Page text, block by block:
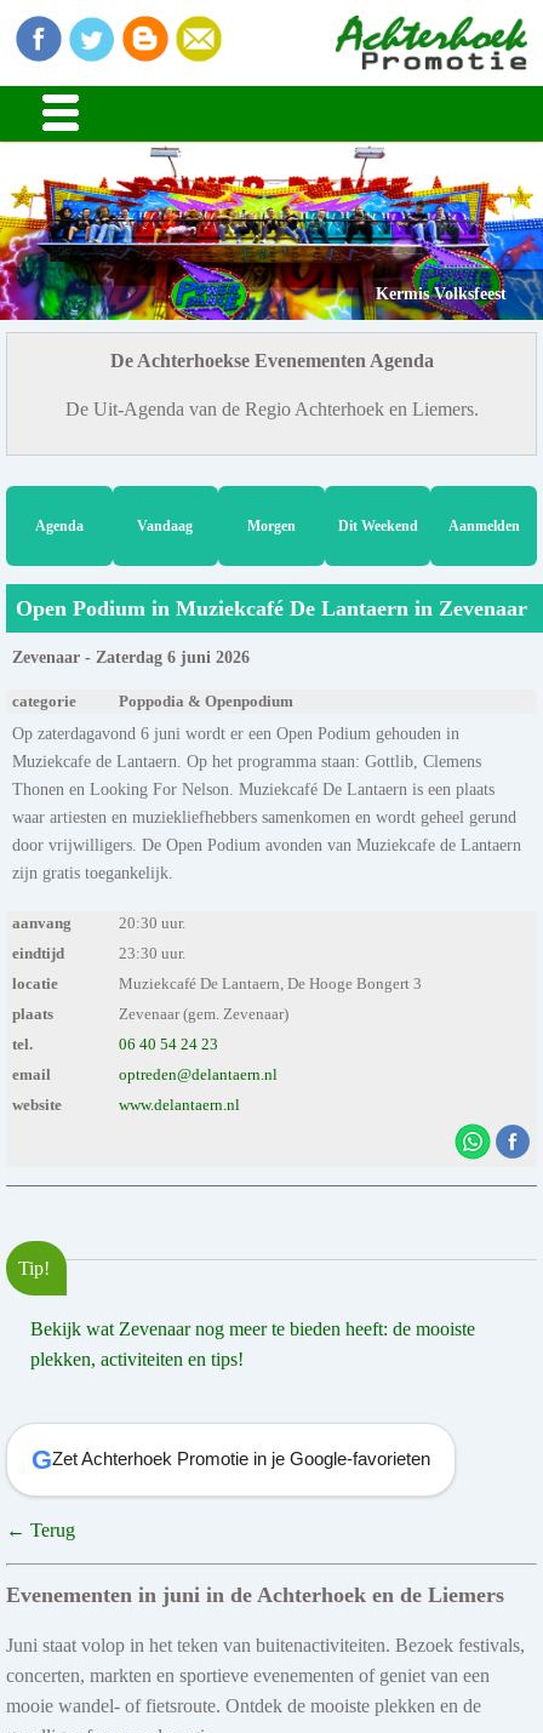
Kermis Volksfeest
De Achterhoekse Evenementen Agenda
De Uit-Agenda van de Regio Achterhoek en Liemers.
Agenda Vandaag Morgen Dit Weekend Aanmelden
Open Podium in Muziekcafé De Lantaern in Zevenaar
Zevenaar - Zaterdag 6 juni 2026
categorie Poppodia & Openpodium
Op zaterdagavond 6 juni wordt er een Open Podium gehouden in
Muziekcafe de Lantaern. Op het programma staan: Gottlib, Clemens
Thonen en Looking For Nelson. Muziekcafé De Lantaern is een plaats
waar artiesten en muziekliefhebbers samenkomen en wordt geheel gerund
door vrijwilligers. De Open Podium avonden van Muziekcafe de Lantaern
zijn gratis toegankelijk.
aanvang
20:30 uur.
eindtijd
23:30 uur.
locatie
Muziekcafé De Lantaern, De Hooge Bongert 3
plaats
Zevenaar (gem. Zevenaar)
tel.
06 40 54 24 23
email
optreden@delantaern.nl
website
www.delantaern.nl
Tip!
Bekijk wat Zevenaar nog meer te bieden heeft: de mooiste
plekken, activiteiten en tips!
GZet Achterhoek Promotie in je Google-favorieten
← Terug
Evenementen in juni in de Achterhoek en de Liemers
Juni staat volop in het teken van buitenactiviteiten. Bezoek festivals,
concerten, markten en sportieve evenementen of geniet van een
mooie wandel- of fietsroute. Ontdek de mooiste plekken en de